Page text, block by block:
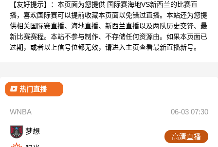
【友好提示】：本页面为您提供 国际赛海地VS新西兰的比赛直
播，喜欢国际赛可以提前收藏本页面以免错过直播。本站还为您提
供相关国际赛直播、海地直播、新西兰直播以及两队历史交锋、最
新比赛赛程。本站不参与制作、不存储任何资源由。如果本页面已
过期，或者以上信号位都无效，请进入主页查看最新直播新号。
热门直播
WNBA 06-03 07:30
梦想
高清直播